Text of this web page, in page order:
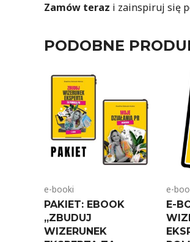
Zamów teraz i zainspiruj się
PODOBNE
e-booki
PAKIET: EBOOK
„ZBUDUJ
WIZERUNEK
e-
E-